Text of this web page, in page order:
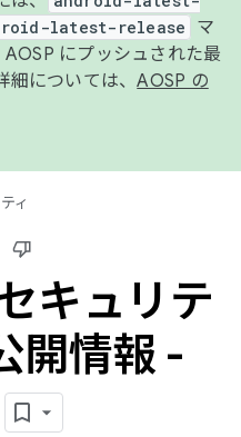
latest-release
マ
にプッシュされた最
細については、AOSP の
ィ
キュリテ
開情報 -